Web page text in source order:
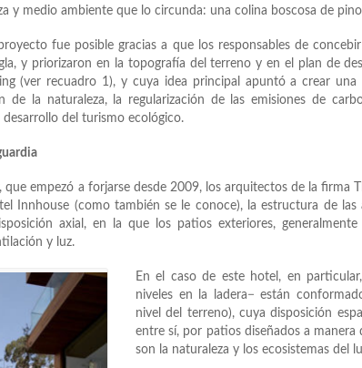
y medio ambiente que lo circunda: una colina boscosa de
fue posible gracias a que los responsables de
y priorizaron en la topografía del terreno y en el plan de
(ver recuadro 1), y cuya idea principal apuntó a crear una
de la naturaleza, la regularización de las emisiones de
desarrollo del turismo ecológico.
empezó a forjarse desde 2009, los arquitectos de la firma
Innhouse (como también se le conoce), la estructura de las
axial, en la que los patios exteriores,
y luz.
En el caso de este hotel, en
niveles en la ladera− están
nivel del terreno), cuya disposición
entre sí, por patios diseñados a manera
son la naturaleza y los ecosistemas del